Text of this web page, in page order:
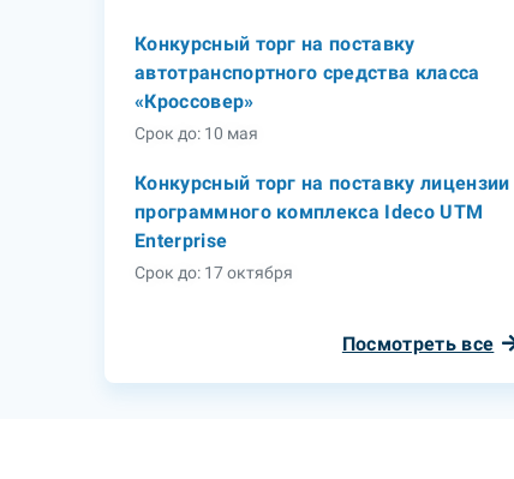
Конкурсный торг на поставку
автотранспортного средства класса
«Кроссовер»
Срок до: 10 мая
Конкурсный торг на поставку лицензии
программного комплекса Ideco UTM
Enterprise
Срок до: 17 октября
Посмотреть все